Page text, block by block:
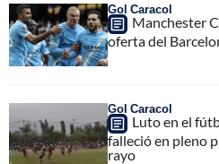
Gol Caracol
Manchester
oferta del
Gol Caracol
Luto en el
falleció en pleno
rayo